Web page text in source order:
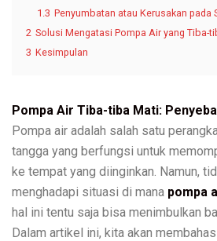
1.3 Penyumbatan atau Kerusakan pada
2 Solusi Mengatasi Pompa Air yang Tiba-
3 Kesimpulan
Pompa Air Tiba-tiba Mati:
Pompa air adalah salah satu
tangga yang berfungsi untuk
ke tempat yang diinginkan. Namun,
menghadapi situasi di mana pompa
hal ini tentu saja bisa menimbulkan
Dalam artikel ini, kita akan